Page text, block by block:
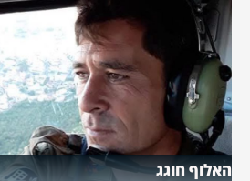
האלוף חוגג